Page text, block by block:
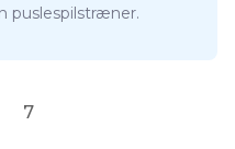
puslespilstræner.
7